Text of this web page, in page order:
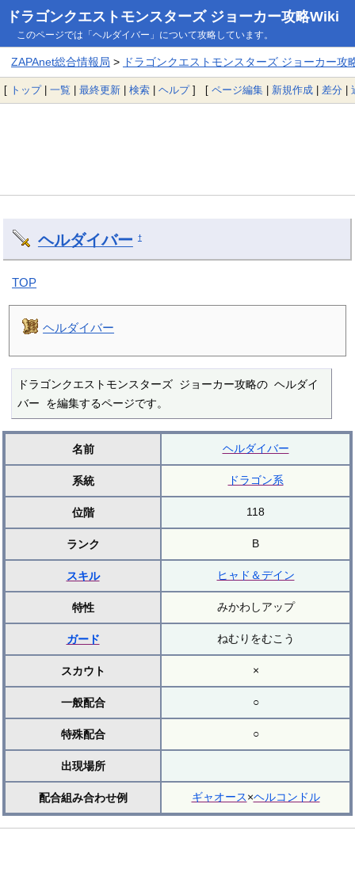
ドラゴンクエストモンスターズ ジョーカー攻略Wiki
このページでは「ヘルダイバー」について攻略しています。
ZAPAnet総合情報局 > ドラゴンクエストモンスターズ ジョーカー攻
[ トップ| 一覧 | 最終更新 | 検索 | ヘルプ] [ ページ編集 | 新規作成 | 差分 |
ヘルダイバー †
TOP
ヘルダイバー
ドラゴンクエストモンスターズ ジョーカー攻略の ヘルダイ
バー を編集するページです。
名前 ヘルダイバー
系統 ドラゴン系
位階 118
ランク B
スキル ヒャド＆デイン
特性 みかわしアップ
ガード ねむりをむこう
スカウト ×
一般配合 ○
特殊配合 ○
出現場所
配合組み合わせ例 ギャオース×ヘルコンドル